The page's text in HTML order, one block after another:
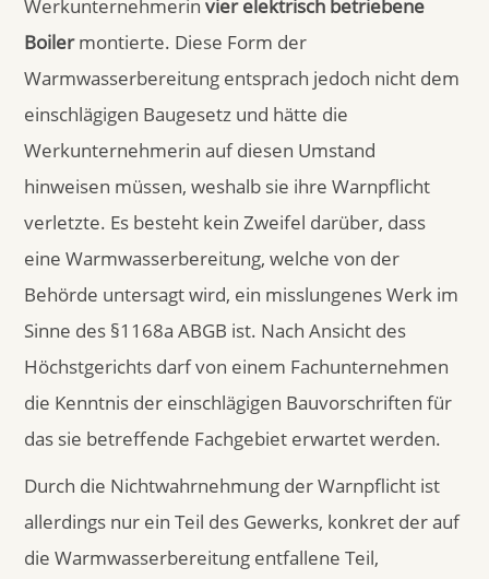
Werkunternehmerinvier elektrisch betriebene
Boilermontierte. Diese Form der
Warmwasserbereitung entsprach jedoch nicht dem
einschlägigen Baugesetz und hätte die
Werkunternehmerin auf diesen Umstand
hinweisen müssen, weshalb sie ihre Warnpflicht
verletzte. Es besteht kein Zweifel darüber, dass
eine Warmwasserbereitung, welche von der
Behörde untersagt wird, ein misslungenes Werk im
Sinne des §1168a ABGB ist. Nach Ansicht des
Höchstgerichts darf von einem Fachunternehmen
die Kenntnis der einschlägigen Bauvorschriften für
das sie betreffende Fachgebiet erwartet werden.
Durch die Nichtwahrnehmung der Warnpflicht ist
allerdings nur ein Teil des Gewerks, konkret der auf
die Warmwasserbereitung entfallene Teil,